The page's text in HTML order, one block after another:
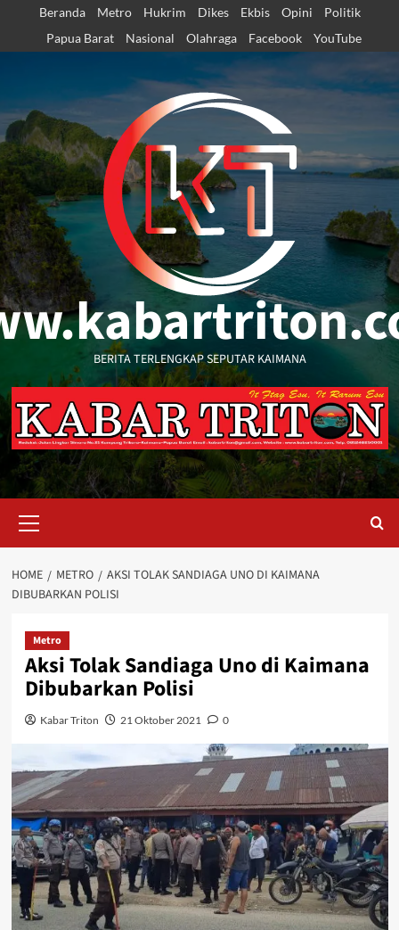
content
Beranda Metro Hukrim Dikes Ekbis Opini
Politik
Papua Barat
Nasional Olahraga Facebook YouTube
BERITA TERLENGKAP SEPUTAR KAIMANA
Menu
HOME METRO
AKSI TOLAK SANDIAGA UNO DI KAIMANA
DIBUBARKAN POLISI
Metro
Aksi Tolak Sandiaga Uno di Kaimana
Dibubarkan Polisi
Kabar Triton 21 Oktober 2021 0